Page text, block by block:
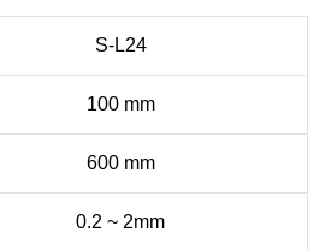
S-L24
100 mm
600 mm
0.2 ~ 2mm